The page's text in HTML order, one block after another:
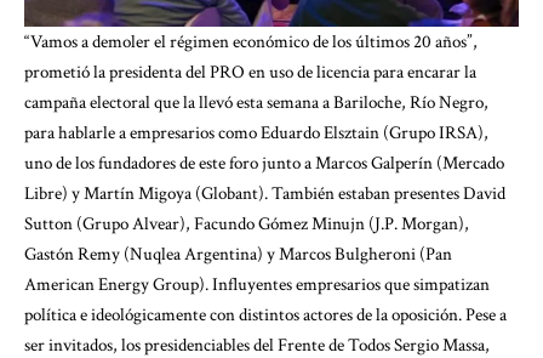
“Vamos a demoler el régimen económico de los últimos 20 años”,
prometió la presidenta del PRO en uso de licencia para encarar la
campaña electoral que la llevó esta semana a Bariloche, Río Negro,
para hablarle a empresarios como Eduardo Elsztain (Grupo IRSA),
uno de los fundadores de este foro junto a Marcos Galperín (Mercado
Libre) y Martín Migoya (Globant). También estaban presentes David
Sutton (Grupo Alvear), Facundo Gómez Minujn (J.P. Morgan),
Gastón Remy (Nuqlea Argentina) y Marcos Bulgheroni (Pan
American Energy Group). Influyentes empresarios que simpatizan
política e ideológicamente con distintos actores de la oposición. Pese a
ser invitados, los presidenciables del Frente de Todos Sergio Massa,